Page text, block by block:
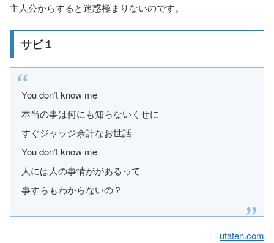
主人公からすると迷惑極まりないのです。
サビ１
You don’t know me
本当の事は何にも知らないくせに
すぐジャッジ余計なお世話
You don’t know me
人には人の事情ががあるって
事すらもわからないの？
utaten.com